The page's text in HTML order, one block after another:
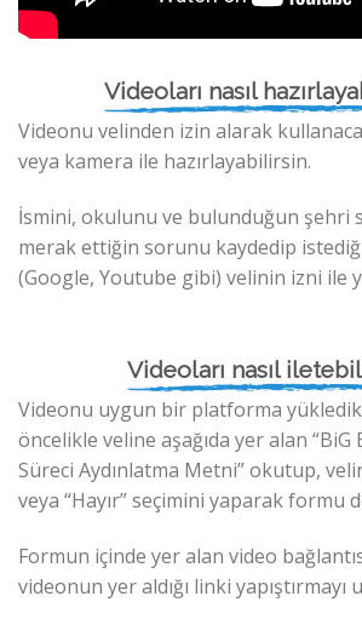
Videoları nasıl
Videonu velinden izin alarak
veya kamera ile hazırlayabilirsin.
İsmini, okulunu ve bulunduğun şehri
merak ettiğin sorunu kaydedip
(Google, Youtube gibi) velinin izni ile
Videoları nasıl
Videonu uygun bir platforma
öncelikle veline aşağıda yer alan “BiG
Süreci Aydınlatma Metni” okutup,
veya “Hayır” seçimini yaparak formu
Formun içinde yer alan video
videonun yer aldığı linki yapıştırmayı